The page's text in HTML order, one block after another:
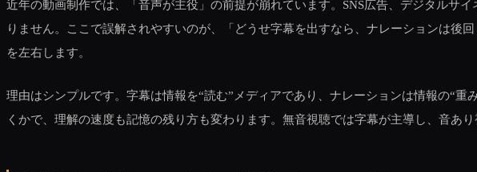
近年の動画制作では、「音声が主役」の前提が崩れています。SNS広告、デジタルサ
りません。ここで誤解されやすいのが、「どうせ字幕を出すなら、ナレーションは
を左右します。
理由はシンプルです。字幕は情報を“読む”メディアであり、ナレーションは情報の“
くかで、理解の速度も記憶の残り方も変わります。無音視聴では字幕が主導し、音